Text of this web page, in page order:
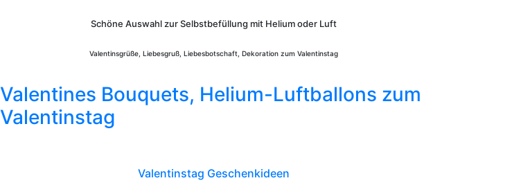
Schöne Auswahl zur Selbstbefüllung mit Helium oder Luft
Valentinsgrüße, Liebesgruß, Liebesbotschaft, Dekoration zum Valentinstag
Valentines Bouquets, Helium-Luftballons zum
Valentinstag
Valentinstag Geschenkideen